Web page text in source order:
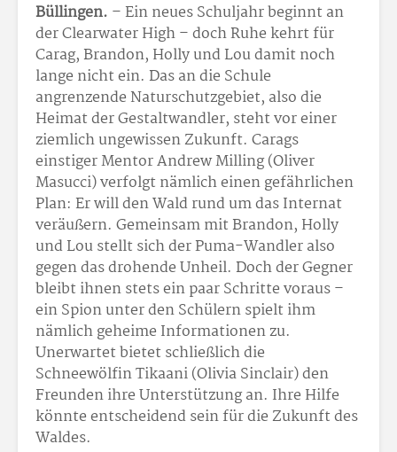
Büllingen. – Ein neues Schuljahr beginnt an
der Clearwater High – doch Ruhe kehrt für
Carag, Brandon, Holly und Lou damit noch
lange nicht ein. Das an die Schule
angrenzende Naturschutzgebiet, also die
Heimat der Gestaltwandler, steht vor einer
ziemlich ungewissen Zukunft. Carags
einstiger Mentor Andrew Milling (Oliver
Masucci) verfolgt nämlich einen gefährlichen
Plan: Er will den Wald rund um das Internat
veräußern. Gemeinsam mit Brandon, Holly
und Lou stellt sich der Puma-Wandler also
gegen das drohende Unheil. Doch der Gegner
bleibt ihnen stets ein paar Schritte voraus –
ein Spion unter den Schülern spielt ihm
nämlich geheime Informationen zu.
Unerwartet bietet schließlich die
Schneewölfin Tikaani (Olivia Sinclair) den
Freunden ihre Unterstützung an. Ihre Hilfe
könnte entscheidend sein für die Zukunft des
Waldes.